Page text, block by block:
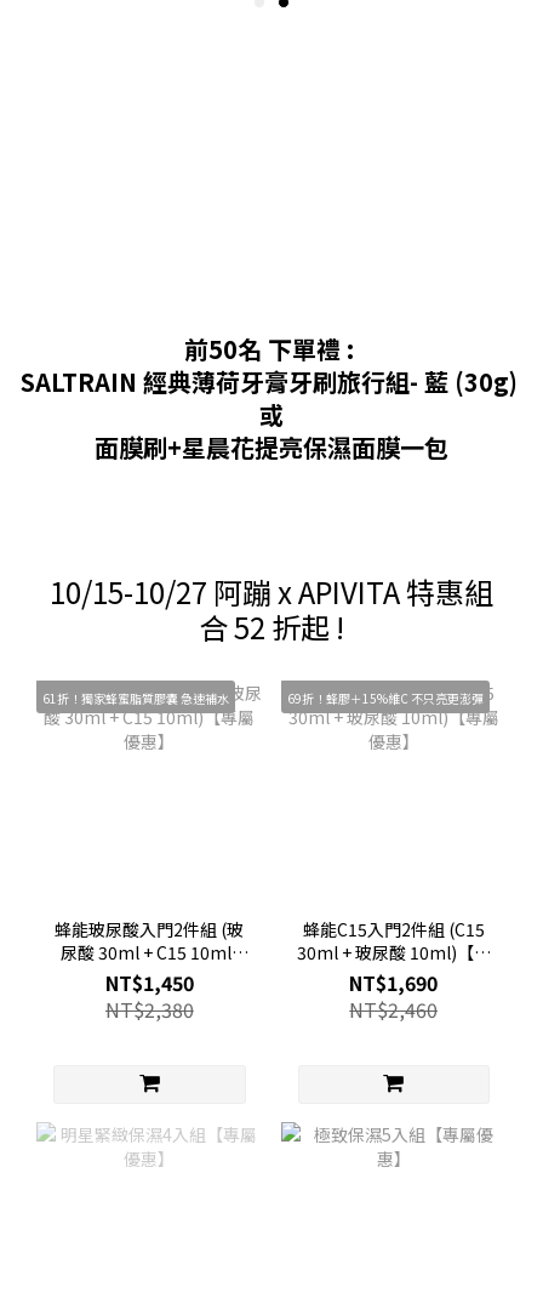
前50名 下單禮 :
SALTRAIN 經典薄荷牙膏牙刷旅行組- 藍 (30g)
或
面膜刷+星晨花提亮保濕面膜一包
10/15-10/27 阿蹦 x APIVITA 特惠組
合 52 折起 !
61折！獨家蜂蜜脂質膠囊 急速補水
蜂能玻尿酸入門2件組 (玻
尿酸 30ml + C15 10ml)
【專屬優惠】
NT$1,450
NT$2,380
69折！蜂膠＋15%維C 不只亮更澎彈
蜂能C15入門2件組 (C15
30ml + 玻尿酸 10ml)【專
屬優惠】
NT$1,690
NT$2,460